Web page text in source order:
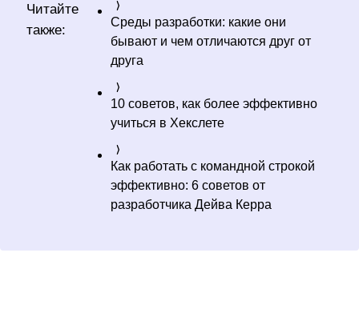
Читайте
также:
Среды разработки: какие они
бывают и чем отличаются друг от
друга
10 советов, как более эффективно
учиться в Хекслете
Как работать с командной строкой
эффективно: 6 советов от
разработчика Дейва Керра